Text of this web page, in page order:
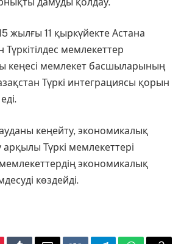
жылғы 11 қыркүйекте Астана
мемлекеттер
кеңесі мемлекет басшыларының
Түркі интеграциясы қорын
кеңейту, экономикалық
арқылы Түркі мемлекеттері
экономикалық
көздейді.